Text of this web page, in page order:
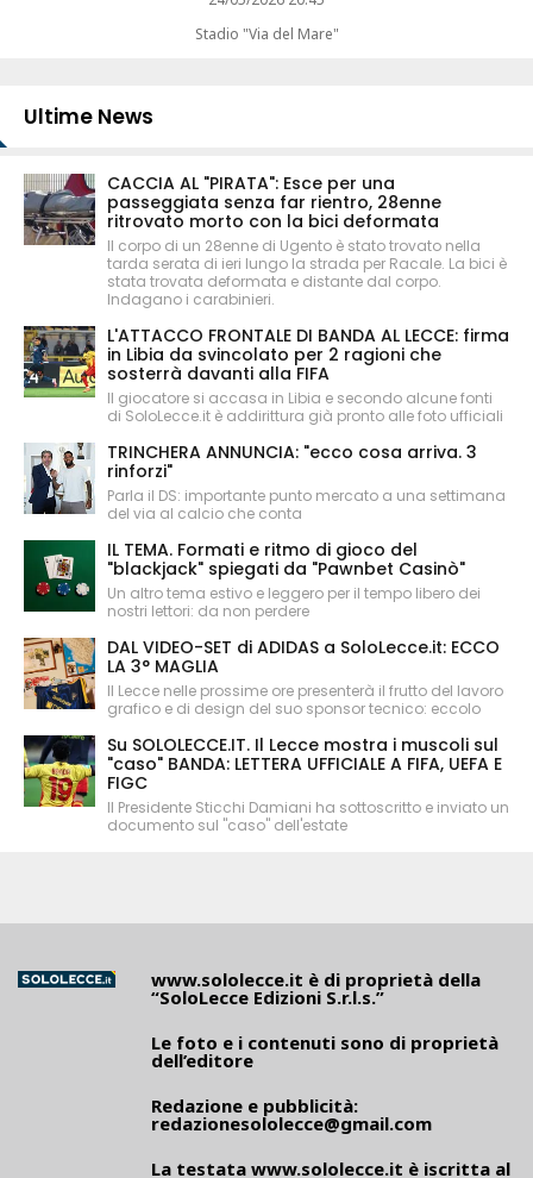
Stadio "Via del Mare"
Ultime News
CACCIA AL "PIRATA": Esce per una
passeggiata senza far rientro, 28enne
ritrovato morto con la bici deformata
Il corpo di un 28enne di Ugento è stato trovato nella
tarda serata di ieri lungo la strada per Racale. La bici è
stata trovata deformata e distante dal corpo.
Indagano i carabinieri.
L'ATTACCO FRONTALE DI BANDA AL LECCE: firma
in Libia da svincolato per 2 ragioni che
sosterrà davanti alla FIFA
Il giocatore si accasa in Libia e secondo alcune fonti
di SoloLecce.it è addirittura già pronto alle foto ufficiali
TRINCHERA ANNUNCIA: "ecco cosa arriva. 3
rinforzi"
Parla il DS: importante punto mercato a una settimana
del via al calcio che conta
IL TEMA. Formati e ritmo di gioco del
"blackjack" spiegati da "Pawnbet Casinò"
Un altro tema estivo e leggero per il tempo libero dei
nostri lettori: da non perdere
DAL VIDEO-SET di ADIDAS a SoloLecce.it: ECCO
LA 3° MAGLIA
Il Lecce nelle prossime ore presenterà il frutto del lavoro
grafico e di design del suo sponsor tecnico: eccolo
Su SOLOLECCE.IT. Il Lecce mostra i muscoli sul
"caso" BANDA: LETTERA UFFICIALE A FIFA, UEFA E
FIGC
Il Presidente Sticchi Damiani ha sottoscritto e inviato un
documento sul "caso" dell'estate
www.sololecce.it è di proprietà della
“SoloLecce Edizioni S.r.l.s.”
Le foto e i contenuti sono di proprietà
dell’editore
Redazione e pubblicità:
redazionesololecce@gmail.com
La testata www.sololecce.it è iscritta al